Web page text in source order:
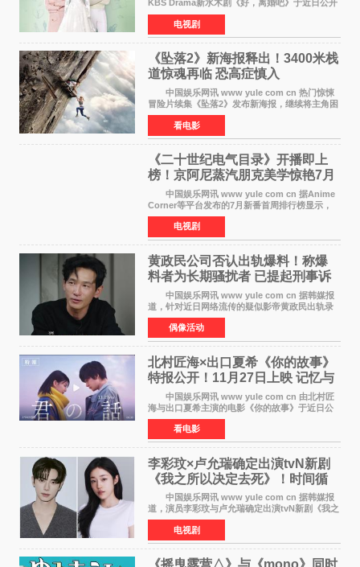
KBS Drama新水木剧《好，离婚吧》于近日公开
主海报，正式进入开播倒计时。 海报中，男
女主角背对背站立，各自望向不同方向，中央的
空白与冷漠的表情
电视剧
《坠落2》新海报释出！3400米栈
道惊魂再临 恐高症慎入
中国娱乐网讯 www yule com cn 热门惊悚
冒险片续集《坠落2》发布新海报，继续将主角困
于绝境高处——这一次，是摇摇欲坠的徒步栈
道。该片将于今年9月2日北美上映，恐高症患者
请提前做好心理
看电影
《二十世纪电气目录》开播即上
榜！京阿尼蒸汽朋克美学惊艳7月
新番季
中国娱乐网讯 www yule com cn 据Anime
Corner等平台发布的7月新番首周排行榜显示，
由京都动画制作的《二十世纪电气目录》在多个
榜单中表现亮眼，位列AniLab全球TOP10第十
名。该剧改编自结
电视剧
黄政民公司否认出轨爆料！称爆
料者为长期骚扰者 已提起刑事诉
中国娱乐网讯 www yule com cn 据韩媒报
道，针对近日网络流传的疑似影帝黄政民出轨录
音及短信爆料，黄政民所属经纪公司于今日正式
发表声明，明确否认相关传闻。 公司表示，
爆料者是一名长
偶像活动
北村匠海×出口夏希《你的故事》
特报公开！11月27日上映 记忆与
初恋的奇幻交织
中国娱乐网讯 www yule com cn 由北村匠
海与出口夏希主演的电影《你的故事》于近日公
开特报影像，正式定档11月27日上映。 本片
改编自三秋缒同名小说，编剧由曾执笔《孤独摇
滚！》的吉田惠
看电影
李彩玟×卢允瑞确定出演tvN新剧
《我之所以决定去死》！时间循
环青春爱情来袭
中国娱乐网讯 www yule com cn 据韩媒报
道，演员李彩玟与卢允瑞确定出演tvN新剧《我之
所以决定去死》，分别担任男女主角。该剧预计
将于明年播出，引发观众期待。 本剧改编自
NAVER同名人气
电视剧